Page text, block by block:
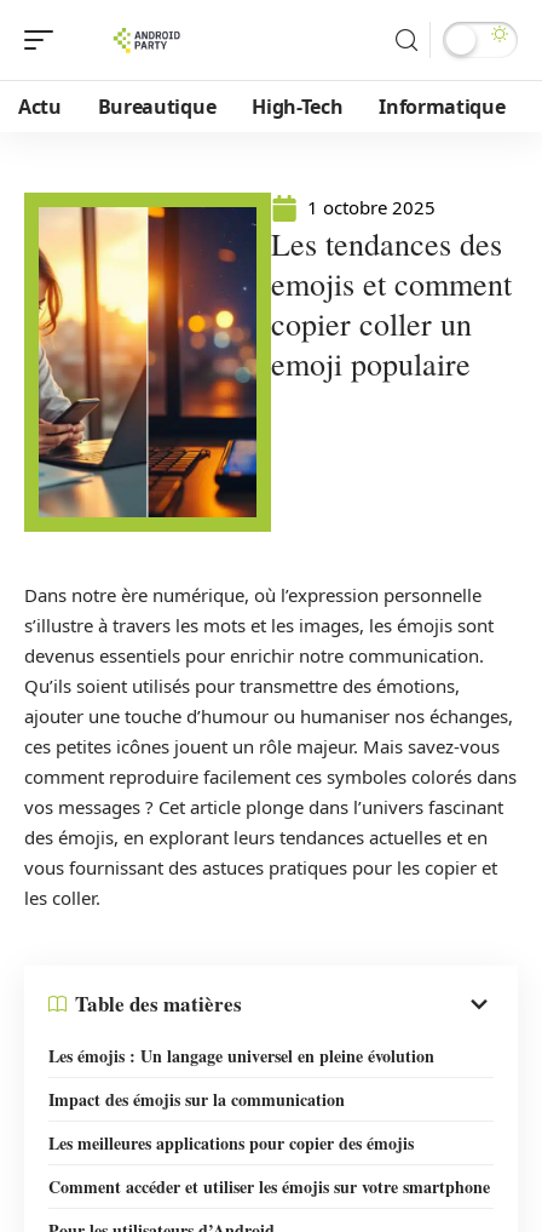
Actu Bureautique High-Tech Informatique
1 octobre 2025
Les tendances des
emojis et comment
copier coller un
emoji populaire
Dans notre ère numérique, où l’expression personnelle
s’illustre à travers les mots et les images, les émojis sont
devenus essentiels pour enrichir notre communication.
Qu’ils soient utilisés pour transmettre des émotions,
ajouter une touche d’humour ou humaniser nos échanges,
ces petites icônes jouent un rôle majeur. Mais savez-vous
comment reproduire facilement ces symboles colorés dans
vos messages ? Cet article plonge dans l’univers fascinant
des émojis, en explorant leurs tendances actuelles et en
vous fournissant des astuces pratiques pour les copier et
les coller.
Table des matières
Les émojis : Un langage universel en pleine évolution
Impact des émojis sur la communication
Les meilleures applications pour copier des émojis
Comment accéder et utiliser les émojis sur votre smartphone